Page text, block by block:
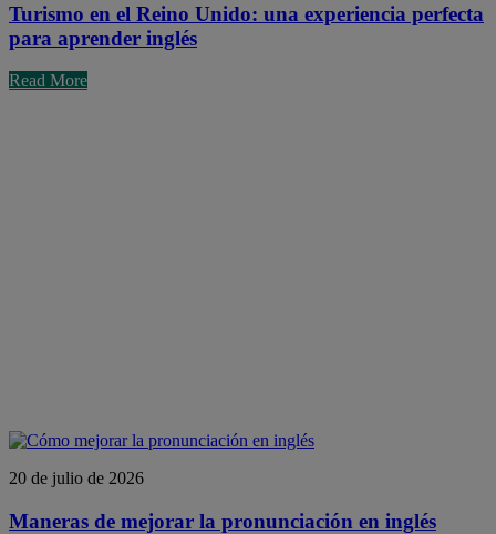
Turismo en el Reino Unido: una experiencia perfecta
para aprender inglés
Read More
20 de julio de 2026
Maneras de mejorar la pronunciación en inglés